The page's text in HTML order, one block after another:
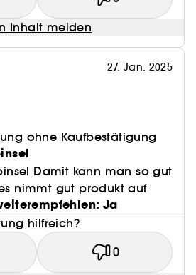
Inhalt melden
27. Jan. 2025
ohne Kaufbestätigung
Damit kann man so gut
nimmt gut produkt auf
Ja
hilfreich?
0